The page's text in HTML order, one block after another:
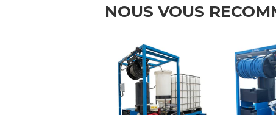
NOUS VOUS